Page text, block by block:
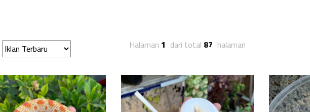
Halaman 1 dari total 87 halaman